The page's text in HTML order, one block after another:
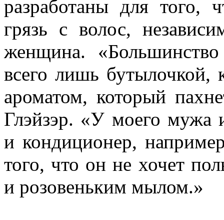
разработаны для
грязь с волос,
женщина.
всего лишь бутылочкой,
ароматом, который
Глэйзэр. «У моего мужа
и кондиционер,
того, что он не хочет
и розовеньким мылом.»